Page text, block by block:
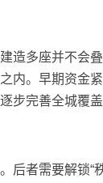
造多座并不会
内。早期资金
步完善全城覆盖
后者需要解锁“